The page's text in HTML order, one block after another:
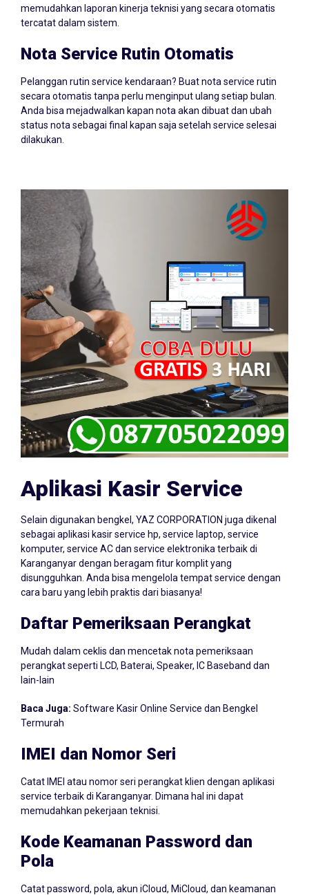
memudahkan laporan kinerja teknisi yang secara otomatis
tercatat dalam sistem.
Nota Service Rutin Otomatis
Pelanggan rutin service kendaraan? Buat nota service rutin
secara otomatis tanpa perlu menginput ulang setiap bulan.
Anda bisa mejadwalkan kapan nota akan dibuat dan ubah
status nota sebagai final kapan saja setelah service selesai
dilakukan.
Aplikasi Kasir Service
Selain digunakan bengkel, YAZ CORPORATION juga dikenal
sebagai aplikasi kasir service hp, service laptop, service
komputer, service AC dan service elektronika terbaik di
Karanganyar dengan beragam fitur komplit yang
disungguhkan. Anda bisa mengelola tempat service dengan
cara baru yang lebih praktis dari biasanya!
Daftar Pemeriksaan Perangkat
Mudah dalam ceklis dan mencetak nota pemeriksaan
perangkat seperti LCD, Baterai, Speaker, IC Baseband dan
lain-lain
Baca Juga: Software Kasir Online Service dan Bengkel
Termurah
IMEI dan Nomor Seri
Catat IMEI atau nomor seri perangkat klien dengan aplikasi
service terbaik di Karanganyar. Dimana hal ini dapat
memudahkan pekerjaan teknisi.
Kode Keamanan Password dan
Pola
Catat password, pola, akun iCloud, MiCloud, dan keamanan